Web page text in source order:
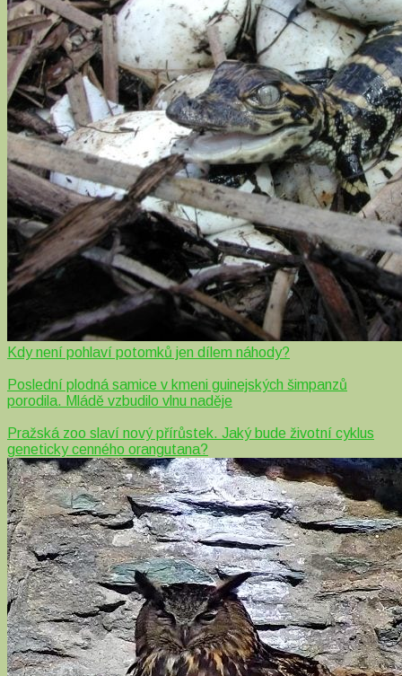
Kdy není pohlaví potomků jen dílem náhody?
Poslední plodná samice v kmeni guinejských šimpanzů
porodila. Mládě vzbudilo vlnu naděje
Pražská zoo slaví nový přírůstek. Jaký bude životní cyklus
geneticky cenného orangutana?